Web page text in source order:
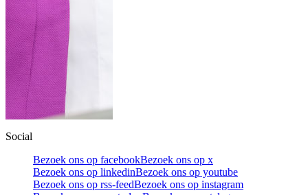
Social
Bezoek ons op facebookBezoek ons op x
Bezoek ons op linkedinBezoek ons op youtube
Bezoek ons op rss-feedBezoek ons op instagram